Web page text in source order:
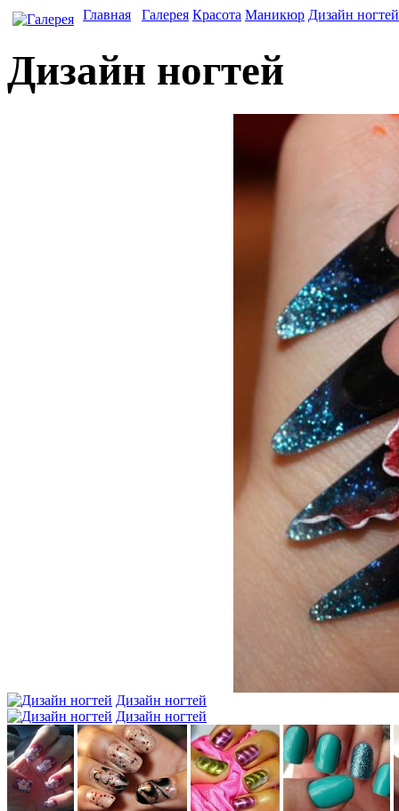
Главная Галерея Красота Маникюр Дизайн ногтей
Дизайн ногтей
Дизайн ногтей
Дизайн ногтей